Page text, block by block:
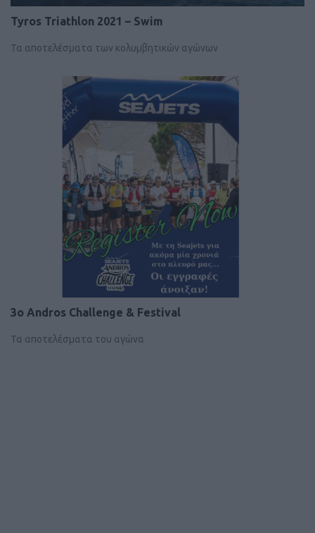
Tyros Triathlon 2021 – Swim
Τα αποτελέσματα των κολυμβητικών αγώνων
3o Andros Challenge & Festival
Τα αποτελέσματα του αγώνα